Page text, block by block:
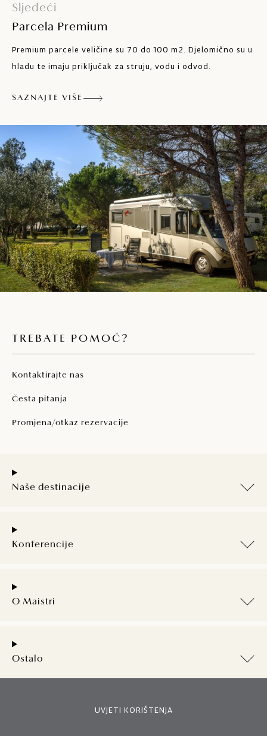
Sljedeći
Parcela Premium
Premium parcele veličine su 70 do 100 m2. Djelomično su u
hladu te imaju priključak za struju, vodu i odvod.
SAZNAJTE VIŠE
TREBATE POMOĆ?
Kontaktirajte nas
Česta pitanja
Promjena/otkaz rezervacije
Naše destinacije
Konferencije
O Maistri
Ostalo
UVJETI KORIŠTENJA